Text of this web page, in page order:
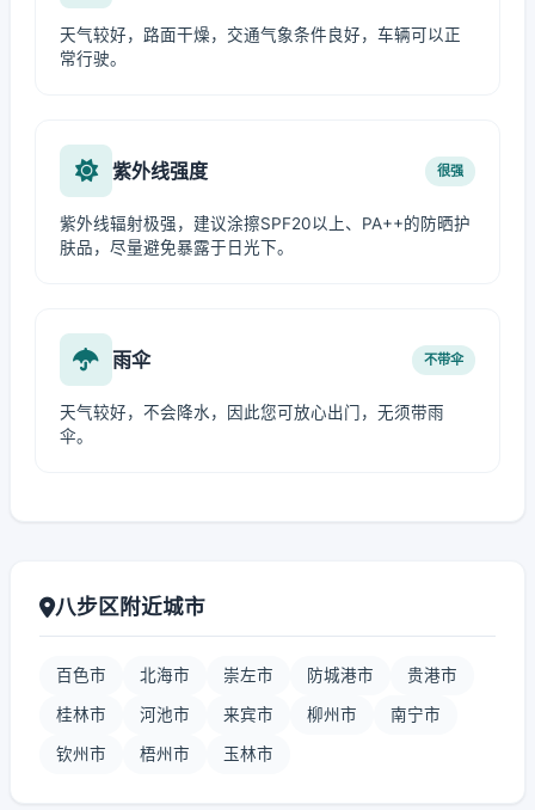
天气较好，路面干燥，交通气象条件良好，车辆可以正
常行驶。
紫外线强度 很强
紫外线辐射极强，建议涂擦SPF20以上、PA++的防晒护
肤品，尽量避免暴露于日光下。
雨伞 不带伞
天气较好，不会降水，因此您可放心出门，无须带雨
伞。
八步区附近城市
百色市 北海市 崇左市 防城港市 贵港市
桂林市 河池市 来宾市 柳州市 南宁市
钦州市 梧州市 玉林市